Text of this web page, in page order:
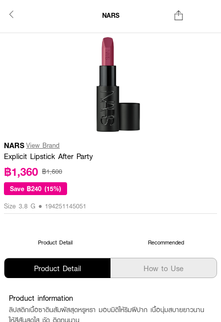
NARS
NARS View Brand
Explicit Lipstick After Party
฿1,360 ฿1,600
Save ฿240 (15%)
Size 3.8 G • 194251145051
Product Detail Recommended
Product Detail How to Use
Product information
ลิปสติกเนื้อซาตินสัมผัสสุดหรูหรา มอบมิติให้ริมฝีปาก เนื้อนุ่มสบายยาวนาน
ให้สีสันสดใส ชัด ติดทนนาน